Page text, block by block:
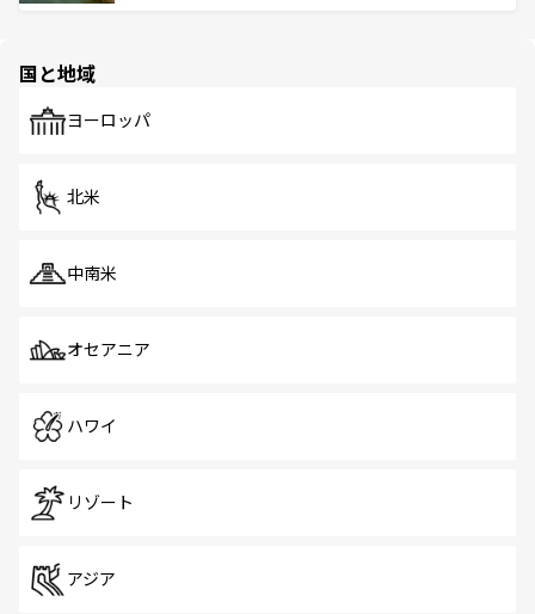
で、ホーカーズは地元の風情を楽しめる外せないスポット
国と地域
ヨーロッパ
北米
中南米
オセアニア
ハワイ
リゾート
アジア